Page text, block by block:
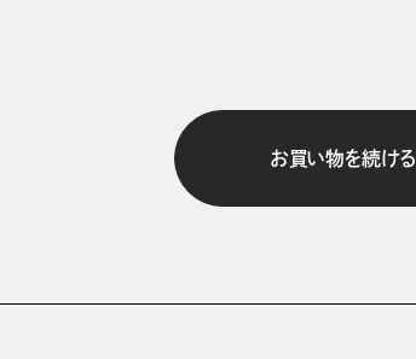
お買い物を続ける